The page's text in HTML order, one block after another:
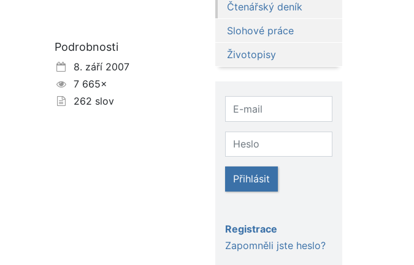
Podrobnosti
8. září 2007
7 665×
262 slov
Čtenářský deník
Slohové práce
Životopisy
Přihlásit
Registrace
Zapomněli jste heslo?